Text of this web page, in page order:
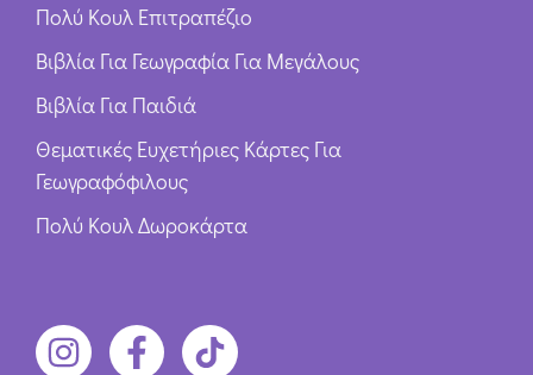
Πολύ Κουλ Επιτραπέζιο
Βιβλία Για Γεωγραφία Για Μεγάλους
Βιβλία Για Παιδιά
Θεματικές Ευχετήριες Κάρτες Για
Γεωγραφόφιλους
Πολύ Κουλ Δωροκάρτα